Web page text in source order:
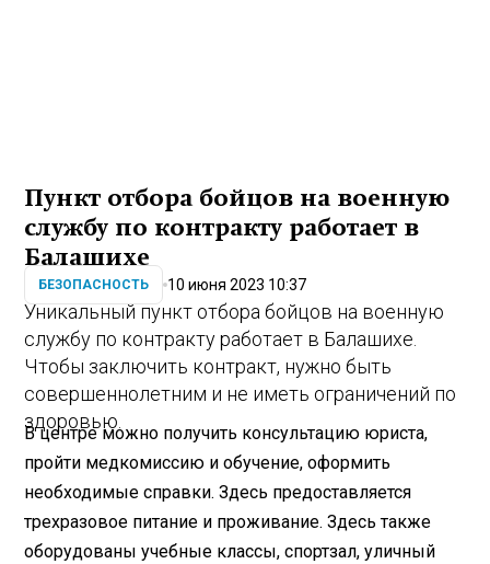
Пункт отбора бойцов на военную
службу по контракту работает в
Балашихе
БЕЗОПАСНОСТЬ 10 июня 2023 10:37
Уникальный пункт отбора бойцов на военную
службу по контракту работает в Балашихе.
Чтобы заключить контракт, нужно быть
совершеннолетним и не иметь ограничений по
здоровью.
В центре можно получить консультацию юриста,
пройти медкомиссию и обучение, оформить
необходимые справки. Здесь предоставляется
трехразовое питание и проживание. Здесь также
оборудованы учебные классы, спортзал, уличный